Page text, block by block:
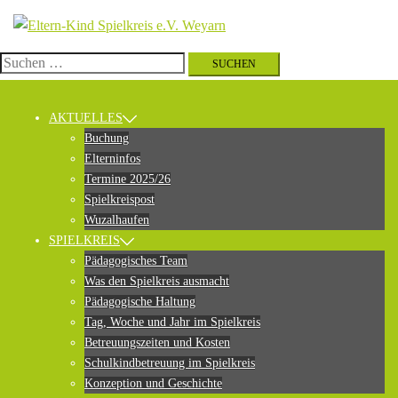
Inhalt
springen
Suchen
nach:
AKTUELLES
Buchung
Elterninfos
Termine 2025/26
Spielkreispost
Wuzalhaufen
SPIELKREIS
Pädagogisches Team
Was den Spielkreis ausmacht
Pädagogische Haltung
Tag, Woche und Jahr im Spielkreis
Betreuungszeiten und Kosten
Schulkindbetreuung im Spielkreis
Konzeption und Geschichte